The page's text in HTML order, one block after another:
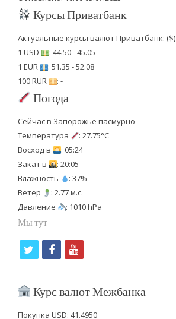
Курсы Приватбанк
Актуальные курсы валют Приватбанк: ($)
1 USD
: 44.50 - 45.05
1 EUR
: 51.35 - 52.08
100 RUR
: -
Погода
Сейчас в Запорожье пасмурно
Температура
: 27.75°C
Восход в
: 05:24
Закат в
: 20:05
Влажность
: 37%
Ветер
: 2.77 м.с.
Давление
: 1010 hPa
Мы тут
i
f
c
y
u
Курс валют Межбанка
Покупка USD: 41.4950